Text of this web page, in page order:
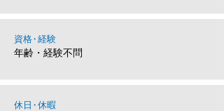
​資格・ 経験
年齢・経験不問
休 日・ 休暇